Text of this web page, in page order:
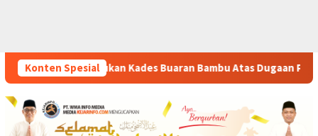
Konten Spesial
Bambu Atas Dugaan Pungutan Liar Pengurusan PM 1